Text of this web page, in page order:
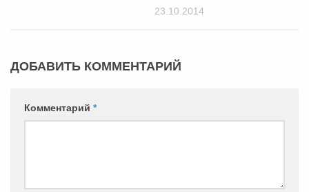
23.10.2014
ДОБАВИТЬ КОММЕНТАРИЙ
Комментарий *